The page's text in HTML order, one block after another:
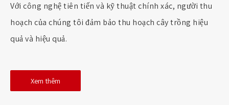
Với công nghệ tiên tiến và kỹ thuật chính xác, người thu
hoạch của chúng tôi đảm bảo thu hoạch cây trồng hiệu
quả và hiệu quả.
Xem thêm